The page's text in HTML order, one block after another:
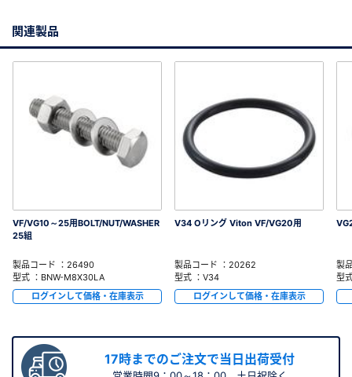
関連製品
VF/VG10～25用BOLT/NUT/WASHER
25組
製品コード ：26490
型式 ：BNW-M8X30LA
ログインして価格・在庫表示
V34 Oリング Viton VF/VG20用
製品コード ：20262
型式 ：V34
ログインして価格・在庫表示
製
型
17時までのご注文で当日出荷受付